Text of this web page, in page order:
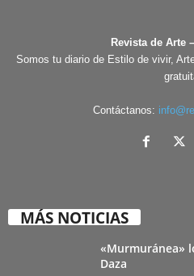
Revista de Arte
Somos tu diario de Estilo de vivir,
Contáctanos:
MÁS NOTICIAS
«Murmuránea»
Daza